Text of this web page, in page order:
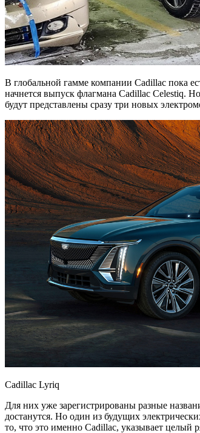
В глобальной гамме компании Cadillac пока
начнется выпуск флагмана Cadillac Celestiq.
будут представлены сразу три новых
Cadillac Lyriq
Для них уже зарегистрированы разные
достанутся. Но один из будущих
то, что это именно Cadillac, указывает целый